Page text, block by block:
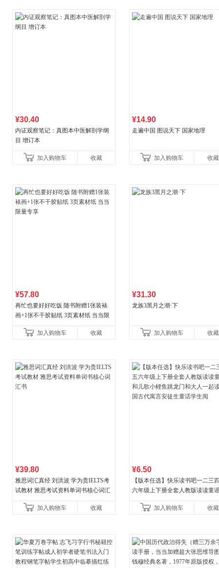
¥30.40
内证观察笔记：真图本中医解剖学纲
目 增订本
加入购物车 收藏
¥14.90
走遍中国 图说天下 国家地理
加入购物车 收藏
¥57.80
再忙也要好好吃饭 随书附赠1张装裱
画+1张不干胶贴纸 3页素材纸 当当限
加入购物车
收藏
¥31.30
龙族3黑月之潮·下
加入购物车 收藏
¥39.80
雅思词汇真经 刘洪波 学为贵IELTS考
试教材 雅思考试资料单词书核心词汇
加入购物车
收藏
¥6.50
【版本任选】快乐读书吧一二三
六年级上下册全套人教版读读童
古代寓言安徒生童话学生阅
加入购物车 收藏